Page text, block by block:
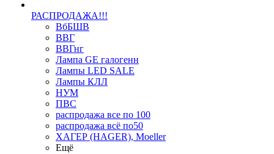
РАСПРОДАЖА!!!
ВбБШВ
ВВГ
ВВГнг
Лампа GE галогенн
Лампы LED SALE
Лампы КЛЛ
НУМ
ПВС
распродажа все по 100
распродажа всё по50
ХАГЕР (HAGER), Moeller
Ещё